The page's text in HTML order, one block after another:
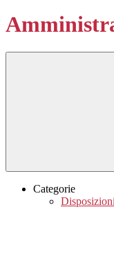
Categorie